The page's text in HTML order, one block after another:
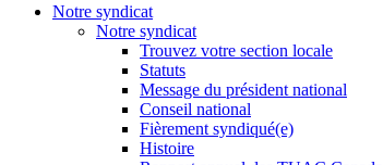
Notre syndicat
Notre syndicat
Trouvez votre section locale
Statuts
Message du président national
Conseil national
Fièrement syndiqué(e)
Histoire